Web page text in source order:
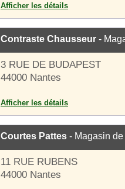
Afficher les détails
Contraste Chausseur -
3 RUE DE BUDAPEST
44000 Nantes
Afficher les détails
Courtes Pattes - Magasin
11 RUE RUBENS
44000 Nantes